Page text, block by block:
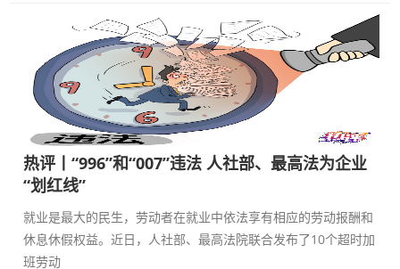
热评丨“996”和“007”违法 人社部、最高法为企业
“划红线”
就业是最大的民生，劳动者在就业中依法享有相应的劳动报酬和
休息休假权益。近日，人社部、最高法院联合发布了10个超时加
班劳动